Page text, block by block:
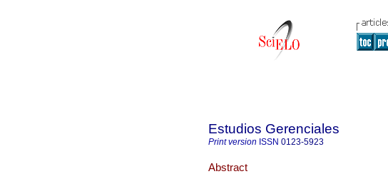
Estudios Gerenciales
Print version ISSN 0123-5923
Abstract